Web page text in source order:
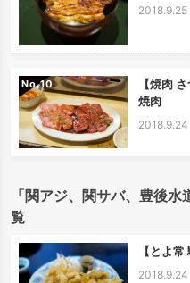
2018.9.25
No.
【焼肉
焼肉
2018.9.24
「関アジ、関サバ、豊後
覧
【とよ
2018.9.24